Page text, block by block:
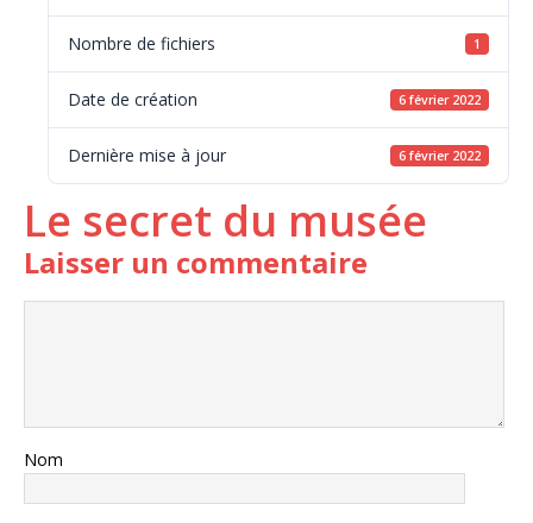
Nombre de fichiers 1
Date de création 6 février 2022
Dernière mise à jour 6 février 2022
Le secret du musée
Laisser un commentaire
Nom